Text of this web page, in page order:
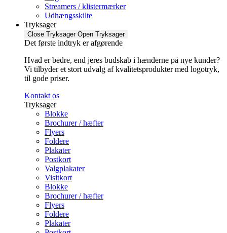
Streamers / klistermærker
Udhængsskilte
Tryksager
Close Tryksager Open Tryksager
Det første indtryk er afgørende
Hvad er bedre, end jeres budskab i hænderne på nye kunder?
Vi tilbyder et stort udvalg af kvalitetsprodukter med logotryk,
til gode priser.
Kontakt os
Tryksager
Blokke
Brochurer / hæfter
Flyers
Foldere
Plakater
Postkort
Valgplakater
Visitkort
Blokke
Brochurer / hæfter
Flyers
Foldere
Plakater